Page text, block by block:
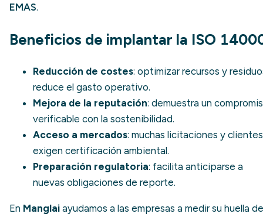
EMAS.
Beneficios de implantar la ISO
Reducción de costes: optimizar recursos y
reduce el gasto operativo.
Mejora de la reputación: demuestra un
verificable con la sostenibilidad.
Acceso a mercados: muchas licitaciones y clientes
exigen certificación ambiental.
Preparación regulatoria: facilita anticiparse a
nuevas obligaciones de reporte.
En Manglai ayudamos a las empresas a medir su huella de